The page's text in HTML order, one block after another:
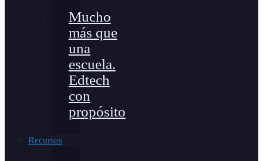
Mucho
más que
una
escuela.
Edtech
con
propósito
Recursos